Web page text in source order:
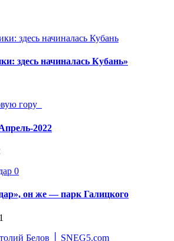
здесь начиналась Кубань»
2022
он же — парк Галицкого